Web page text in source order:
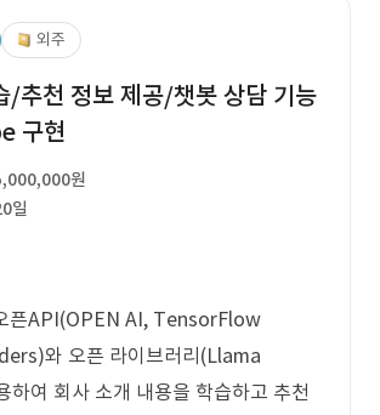
외주
/추천 정보 제공/챗봇 상담 기능
구현
원
일
픈API(OPEN AI, TensorFlow
와 오픈 라이브러리(Llama
하여 회사 소개 내용을 학습하고 추천